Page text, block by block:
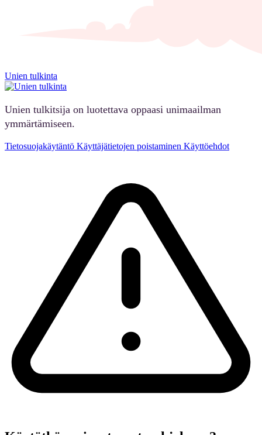
Unien tulkinta
Unien tulkitsija on luotettava oppaasi unimaailman
ymmärtämiseen.
Tietosuojakäytäntö Käyttäjätietojen poistaminen Käyttöehdot